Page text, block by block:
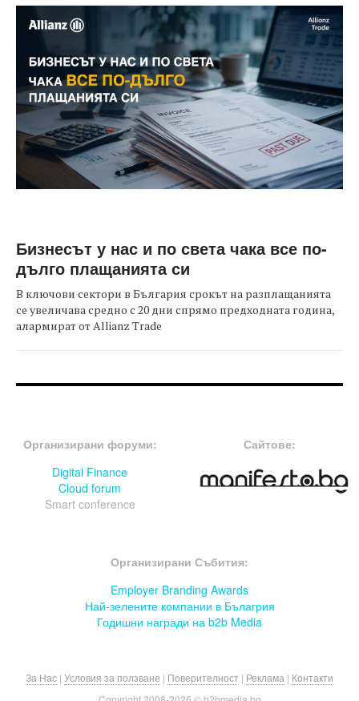
Бизнесът у нас и по света чака все по-
дълго плащанията си
В ключови сектори в България срокът на разплащанията
се увеличава средно с 20 дни спрямо предходната година,
алармират от Allianz Trade
Организирани форуми:
Digital Finance
Cloud forum
Smart conference
Сайтове:
Организирани Събития:
Employer Branding Awards
Най-зелените компании в Бълагрия
Годишни награди на b2b Media
За Нас | Условия за ползване | Поверителност | Реклама | Контакти